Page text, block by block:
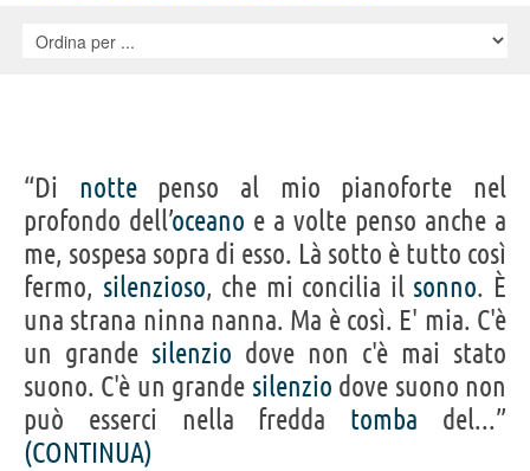
IDENTIKIT E DATI ANAGRAFICI
Nome
Holly
Cognome Hunter
Sesso femminile
Nazionalità statunitense
Professione attore
Segno zodiacale Pesci
FILM DI HOLLY HUNTER
“Di nottepenso al mio pianoforte nel
profondo dell’oceano e a volte penso anche a
me, sospesa sopra di esso. Là sotto è tutto così
fermo, silenzioso, che mi concilia il sonno. È
una strana ninna nanna. Ma è così. E' mia. C'è
un grande silenzio dove non c'è mai stato
suono. C'è un grande silenzio dove suono non
può esserci nella fredda tomba del...”
(CONTINUA)